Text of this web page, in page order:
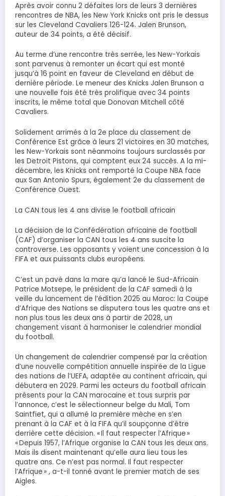
Après avoir connu 2 défaites lors de leurs 3 dernières
rencontres de NBA, les New York Knicks ont pris le dessus
sur les Cleveland Cavaliers 126-124. Jalen Brunson,
auteur de 34 points, a été décisif.
Au terme d’une rencontre très serrée, les New-Yorkais
sont parvenus à remonter un écart qui est monté
jusqu’à 16 point en faveur de Cleveland en début de
dernière période. Le meneur des Knicks Jalen Brunson a
une nouvelle fois été très prolifique avec 34 points
inscrits, le même total que Donovan Mitchell côté
Cavaliers.
Solidement arrimés à la 2e place du classement de
Conférence Est grâce à leurs 21 victoires en 30 matches,
les New-Yorkais sont néanmoins toujours surclassés par
les Detroit Pistons, qui comptent eux 24 succès. A la mi-
décembre, les Knicks ont remporté la Coupe NBA face
aux San Antonio Spurs, également 2e du classement de
Conférence Ouest.
La CAN tous les 4 ans divise le football africain
La décision de la Confédération africaine de football
(CAF) d’organiser la CAN tous les 4 ans suscite la
controverse. Les opposants y voient une concession à la
FIFA et aux puissants clubs européens.
C’est un pavé dans la mare qu’a lancé le Sud-Africain
Patrice Motsepe, le président de la CAF samedi à la
veille du lancement de l’édition 2025 au Maroc: la Coupe
d’Afrique des Nations se disputera tous les quatre ans et
non plus tous les deux ans à partir de 2028, un
changement visant à harmoniser le calendrier mondial
du football.
Un changement de calendrier compensé par la création
d’une nouvelle compétition annuelle inspirée de la Ligue
des nations de l’UEFA, adaptée au continent africain, qui
débutera en 2029. Parmi les acteurs du football africain
présents pour la CAN marocaine et tous surpris par
l’annonce, c’est le sélectionneur belge du Mali, Tom
Saintfiet, qui a allumé la première mèche en s’en
prenant à la CAF et à la FIFA qu’il soupçonne d’être
derrière cette décision. « Il faut respecter l’Afrique »
« Depuis 1957, l’Afrique organise la CAN tous les deux ans.
Mais ils disent maintenant qu’elle aura lieu tous les
quatre ans. Ce n’est pas normal. Il faut respecter
l’Afrique » , a-t-il tonné avant le premier match de ses
Aigles.